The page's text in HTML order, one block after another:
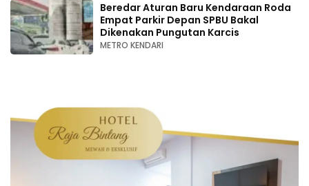
Beredar Aturan Baru Kendaraan Roda
Empat Parkir Depan SPBU Bakal
Dikenakan Pungutan Karcis
METRO KENDARI